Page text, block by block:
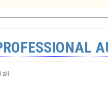
all